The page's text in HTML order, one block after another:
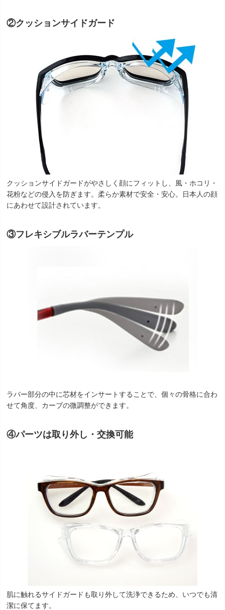
②クッションサイドガード
クッションサイドガードがやさしく顔にフィットし、風・ホコリ・
花粉などの侵入を防ぎます。柔らか素材で安全・安心。日本人の顔
にあわせて設計されています。
③フレキシブルラバーテンプル
ラバー部分の中に芯材をインサートすることで、個々の骨格に合わ
せて角度、カーブの微調整ができます。
④パーツは取り外し・交換可能
肌に触れるサイドガードも取り外して洗浄できるため、いつでも清
潔に保てます。